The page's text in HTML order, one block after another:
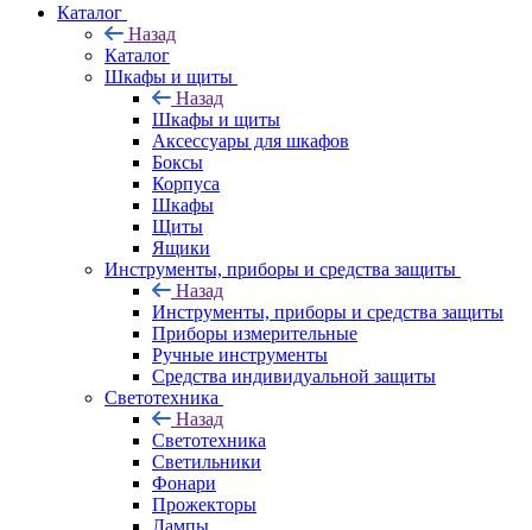
Каталог
Назад
Каталог
Шкафы и щиты
Назад
Шкафы и щиты
Аксессуары для шкафов
Боксы
Корпуса
Шкафы
Щиты
Ящики
Инструменты, приборы и средства защиты
Назад
Инструменты, приборы и средства защиты
Приборы измерительные
Ручные инструменты
Средства индивидуальной защиты
Светотехника
Назад
Светотехника
Светильники
Фонари
Прожекторы
Лампы